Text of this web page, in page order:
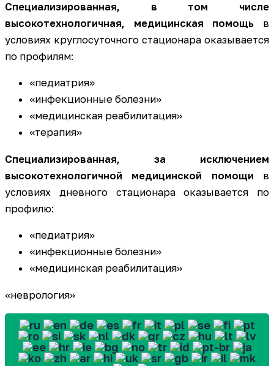
Специализированная, в том числе
высокотехнологичная,
медицинская помощь в
условиях круглосуточного стационара оказывается
по профилям:
«педиатрия»
«инфекционные болезни»
«медицинская реабилитация»
«терапия»
Специализированная, за исключением
высокотехнологичной медицинской помощи в
условиях дневного стационара оказывается по
профилю:
«педиатрия»
«инфекционные болезни»
«медицинская реабилитация»
«неврология»